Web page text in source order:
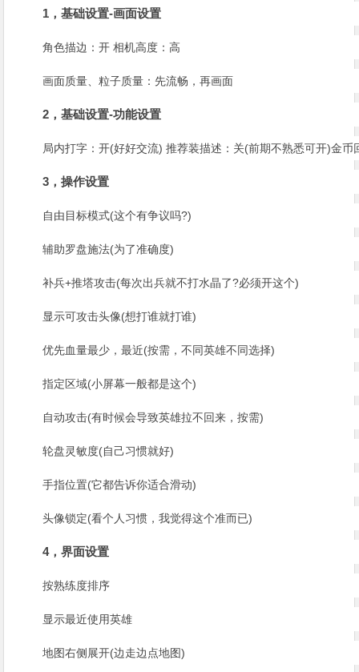
1，基础设置-画面设置
角色描边：开 相机高度：高
画面质量、粒子质量：先流畅，再画面
2，基础设置-功能设置
局内打字：开(好好交流) 推荐装描述：关(前期不熟悉可开)金币
3，操作设置
自由目标模式(这个有争议吗?)
辅助罗盘施法(为了准确度)
补兵+推塔攻击(每次出兵就不打水晶了?必须开这个)
显示可攻击头像(想打谁就打谁)
优先血量最少，最近(按需，不同英雄不同选择)
指定区域(小屏幕一般都是这个)
自动攻击(有时候会导致英雄拉不回来，按需)
轮盘灵敏度(自己习惯就好)
手指位置(它都告诉你适合滑动)
头像锁定(看个人习惯，我觉得这个准而已)
4，界面设置
按熟练度排序
显示最近使用英雄
地图右侧展开(边走边点地图)